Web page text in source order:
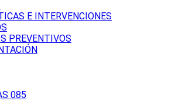
E INTERVENCIONES
PREVENTIVOS
085